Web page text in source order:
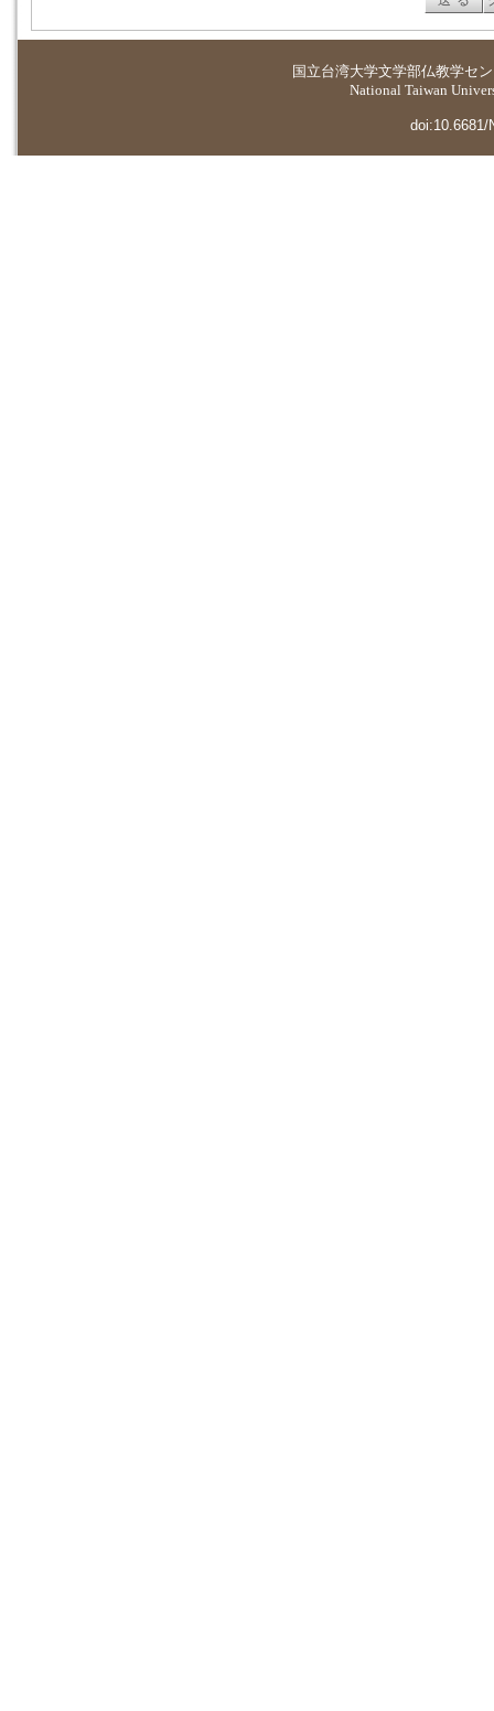
国立台湾大学文学部仏教学セ
National Taiwan
doi:10.6681/